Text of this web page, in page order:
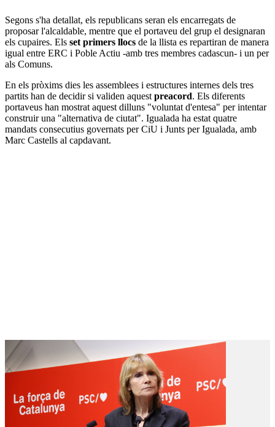
Segons s'ha detallat, els republicans seran els encarregats de
proposar l'alcaldable, mentre que el portaveu del grup el designaran
els cupaires. Els set primers llocs de la llista es repartiran de manera
igual entre ERC i Poble Actiu -amb tres membres cadascun- i un per
als Comuns.
En els pròxims dies les assemblees i estructures internes dels tres
partits han de decidir si validen aquest preacord. Els diferents
portaveus han mostrat aquest dilluns "voluntat d'entesa" per intentar
construir una "alternativa de ciutat". Igualada ha estat quatre
mandats consecutius governats per CiU i Junts per Igualada, amb
Marc Castells al capdavant.